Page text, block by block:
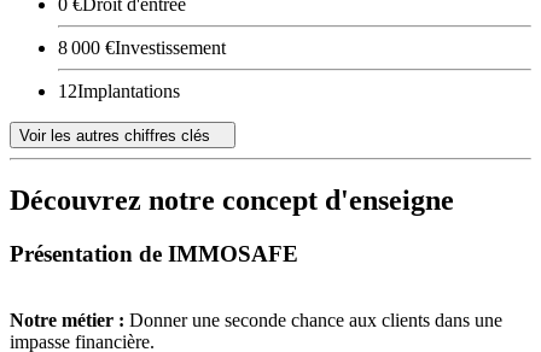
8 000 €Investissement
12Implantations
Voir les autres chiffres clés
Découvrez notre concept d'enseigne
Présentation de IMMOSAFE
Notre métier : Donner une seconde chance aux clients dans une
impasse financière.